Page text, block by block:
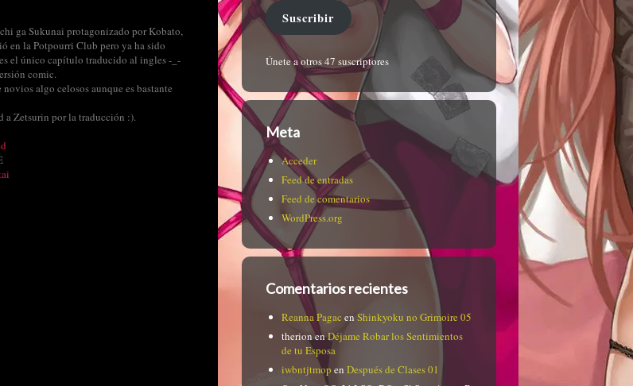
ga Sukunai protagonizado por Kobato,
en la Potpourri Club pero ya ha sido
el único capítulo traducido al ingles -_-
comic.
algo celosos aunque es bastante
a Zetsurin por la traducción :).
Suscribir
Únete a otros 47 suscriptores
Meta
Acceder
Feed de entradas
Feed de comentarios
WordPress.org
Comentarios recientes
Reanna Pagac enShinkyoku no Grimoire 05
therionenDéjame Robar los Sentimientos
de tu Esposa
iwbntjtmop en Después de Clases 01